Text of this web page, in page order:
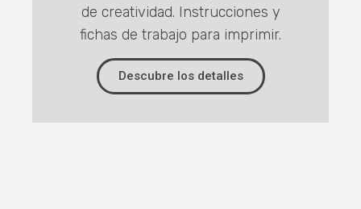
de creatividad. Instrucciones y
fichas de trabajo para imprimir.
Descubre los detalles